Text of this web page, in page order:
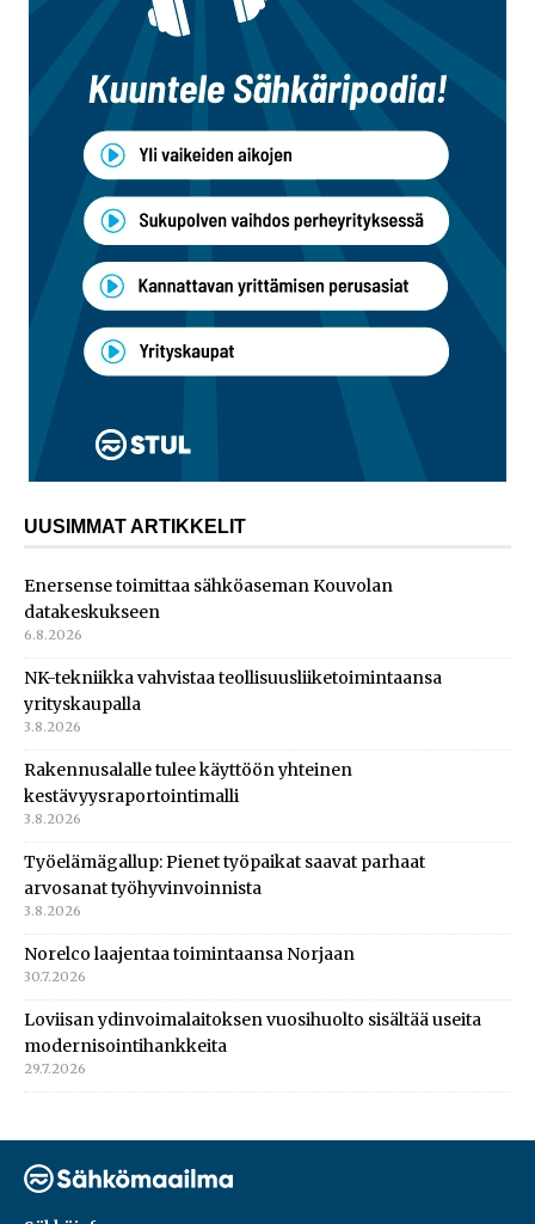
UUSIMMAT ARTIKKELIT
Enersense toimittaa sähköaseman Kouvolan
datakeskukseen
6.8.2026
NK-tekniikka vahvistaa teollisuusliiketoimintaansa
yrityskaupalla
3.8.2026
Rakennusalalle tulee käyttöön yhteinen
kestävyysraportointimalli
3.8.2026
Työelämägallup: Pienet työpaikat saavat parhaat
arvosanat työhyvinvoinnista
3.8.2026
Norelco laajentaa toimintaansa Norjaan
30.7.2026
Loviisan ydinvoimalaitoksen vuosihuolto sisältää useita
modernisointihankkeita
29.7.2026